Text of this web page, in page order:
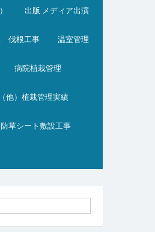
出版 メディア出演
伐根工事 温室管理
病院植栽管理
他）植栽管理実績
草シート敷設工事